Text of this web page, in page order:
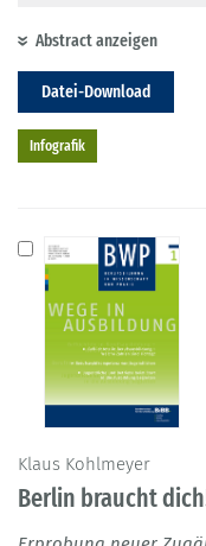
Abstract anzeigen
Datei-Download
Infografik
Klaus Kohlmeyer
Berlin braucht